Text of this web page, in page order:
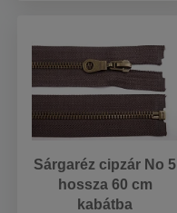
Sárgaréz cipzár No 5
hossza 60 cm
kabátba